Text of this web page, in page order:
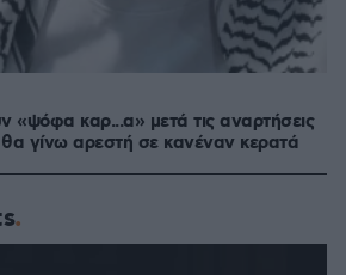
«ψόφα καρ...α» μετά τις αναρτήσεις
γίνω αρεστή σε κανέναν κερατά